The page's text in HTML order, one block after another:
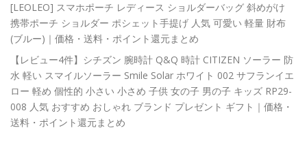
[LEOLEO] スマホポーチ レディース ショルダーバッグ 斜めがけ
携帯ポーチ ショルダー ポシェット手提げ 人気 可愛い 軽量 財布
(ブルー)｜価格・送料・ポイント還元まとめ
【レビュー4件】シチズン 腕時計 Q&Q 時計 CITIZEN ソーラー 防
水 軽い スマイルソーラー Smile Solar ホワイト 002 サフランイエ
ロー 軽め 個性的 小さい 小さめ 子供 女の子 男の子 キッズ RP29-
008 人気 おすすめ おしゃれ ブランド プレゼント ギフト｜価格・
送料・ポイント還元まとめ